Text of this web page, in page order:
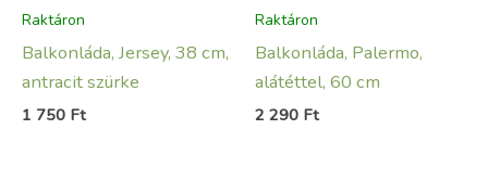
Raktáron
Balkonláda, Jersey, 38 cm,
antracit szürke
1 750 Ft
Raktáron
Balkonláda, Palermo,
alátéttel, 60 cm
2 290 Ft